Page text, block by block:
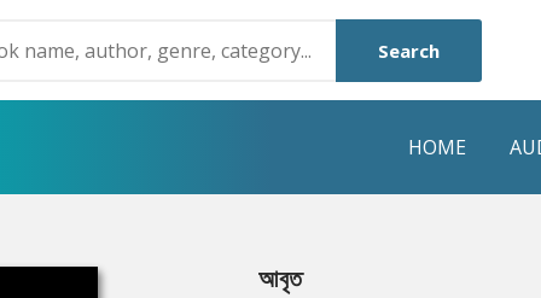
Search
HOME
আবৃত